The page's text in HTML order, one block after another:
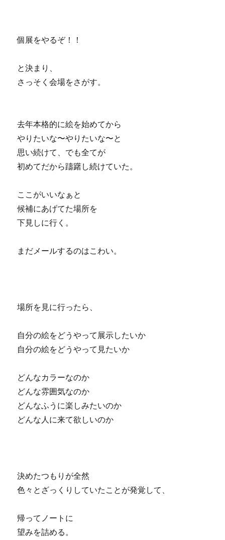
個展をやるぞ！！
と決まり、
さっそく会場をさがす。
去年本格的に絵を始めてから
やりたいな〜やりたいな〜と
思い続けて、でも全てが
初めてだから躊躇し続けていた。
ここがいいなぁと
候補にあげてた場所を
下見しに行く。
まだメールするのはこわい。
場所を見に行ったら、
自分の絵をどうやって展示したいか
自分の絵をどうやって見たいか
どんなカラーなのか
どんな雰囲気なのか
どんなふうに楽しみたいのか
どんな人に来て欲しいのか
決めたつもりが全然
色々とざっくりしていたことが発覚して、
帰ってノートに
望みを詰める。